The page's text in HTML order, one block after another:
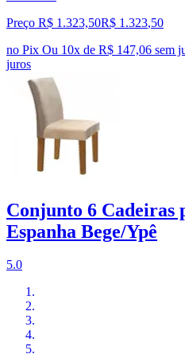
Preço R$ 1.323,50R$ 1.323,50
no Pix Ou 10x de R$ 147,06 sem
juros
Conjunto 6 Cadeiras
Espanha Bege/Ypê
5.0